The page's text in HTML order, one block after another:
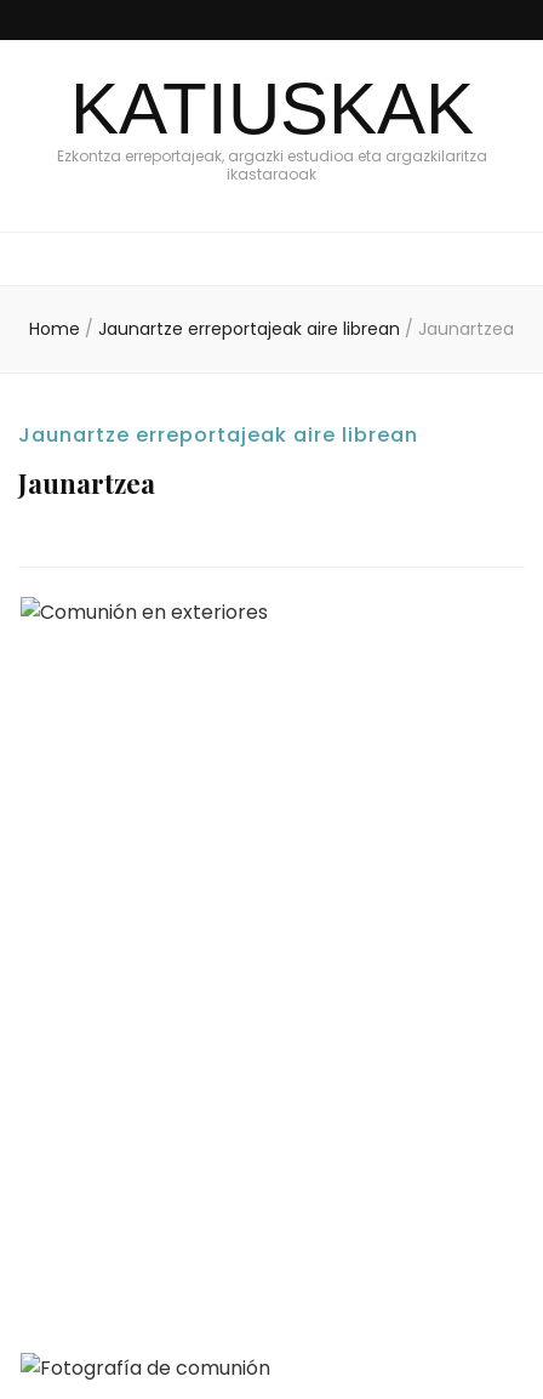
KATIUSKAK
Ezkontza erreportajeak, argazki estudioa eta argazkilaritza
ikastaraoak
Home / Jaunartze erreportajeak aire librean / Jaunartzea
Jaunartze erreportajeak aire librean
Jaunartzea